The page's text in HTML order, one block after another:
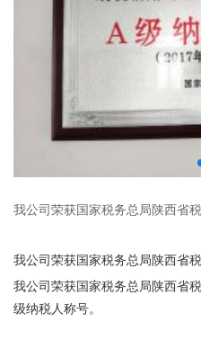
我公司荣获国家税务总局陕西省
级纳税人称号。